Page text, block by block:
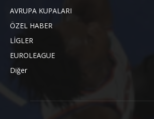
AVRUPA KUPALARI
ÖZEL HABER
LİGLER
EUROLEAGUE
Diğer